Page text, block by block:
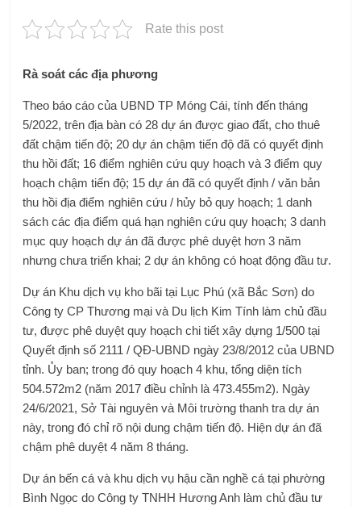
Rate this post
Rà soát các địa phương
Theo báo cáo của UBND TP Móng Cái, tính đến tháng
5/2022, trên địa bàn có 28 dự án được giao đất, cho thuê
đất chậm tiến độ; 20 dự án chậm tiến độ đã có quyết định
thu hồi đất; 16 điểm nghiên cứu quy hoạch và 3 điểm quy
hoạch chậm tiến độ; 15 dự án đã có quyết định / văn bản
thu hồi địa điểm nghiên cứu / hủy bỏ quy hoạch; 1 danh
sách các địa điểm quá hạn nghiên cứu quy hoạch; 3 danh
mục quy hoạch dự án đã được phê duyệt hơn 3 năm
nhưng chưa triển khai; 2 dự án không có hoạt động đầu tư.
Dự án Khu dịch vụ kho bãi tại Lục Phú (xã Bắc Sơn) do
Công ty CP Thương mại và Du lịch Kim Tính làm chủ đầu
tư, được phê duyệt quy hoạch chi tiết xây dựng 1/500 tại
Quyết định số 2111 / QĐ-UBND ngày 23/8/2012 của UBND
tỉnh. Ủy ban; trong đó quy hoạch 4 khu, tổng diện tích
504.572m2 (năm 2017 điều chỉnh là 473.455m2). Ngày
24/6/2021, Sở Tài nguyên và Môi trường thanh tra dự án
này, trong đó chỉ rõ nội dung chậm tiến độ. Hiện dự án đã
chậm phê duyệt 4 năm 8 tháng.
Dự án bến cá và khu dịch vụ hậu cần nghề cá tại phường
Bình Ngọc do Công ty TNHH Hương Anh làm chủ đầu tư